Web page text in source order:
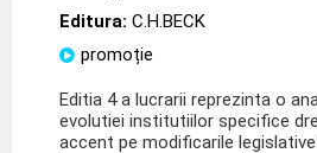
Editura: C.H.BECK
promoție
Editia 4 a lucrarii reprezinta o
evolutiei institutiilor specifice
accent pe modificarile